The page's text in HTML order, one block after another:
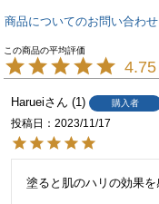
商品についてのお問い合わせ
4.75
Haruei 1 購入者
投稿日
2023/11/17